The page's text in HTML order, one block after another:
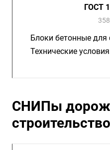
ГОСТ
Блоки бетонные для
Технические
СНИПы
строительство